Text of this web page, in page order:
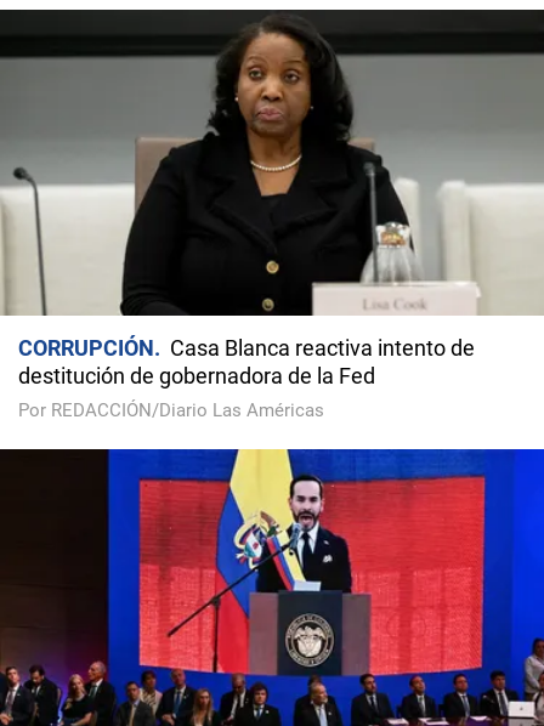
CORRUPCIÓN
Casa Blanca reactiva intento de
destitución de gobernadora de la Fed
Por REDACCIÓN/Diario Las Américas